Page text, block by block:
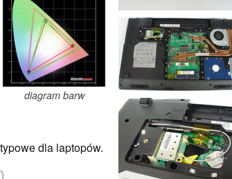
diagram barw
dla laptopów.